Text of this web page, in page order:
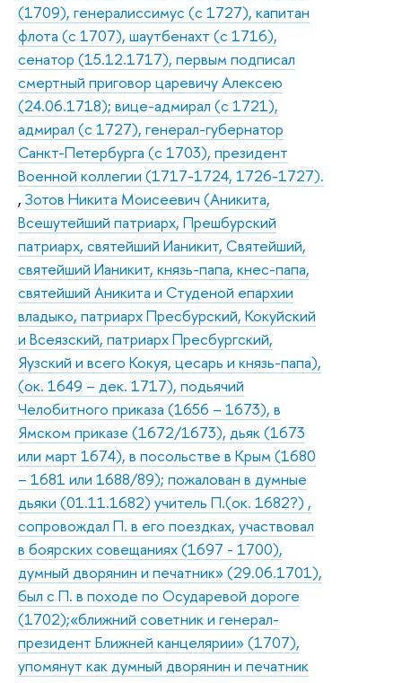
(1709), генералиссимус (с 1727), капитан
флота (с 1707), шаутбенахт (с 1716),
сенатор (15.12.1717), первым подписал
смертный приговор царевичу Алексею
(24.06.1718); вице-адмирал (с 1721),
адмирал (с 1727), генерал-губернатор
Санкт-Петербурга (с 1703), президент
Военной коллегии (1717-1724, 1726-1727).
, Зотов Никита Моисеевич (Аникита,
Всешутейший патриарх, Прешбурский
патриарх, святейший Ианикит, Святейший,
святейший Ианикит, князь-папа, кнес-папа,
святейший Аникита и Студеной епархии
владыко, патриарх Пресбурский, Кокуйский
и Всеязский, патриарх Пресбургский,
Яузский и всего Кокуя, цесарь и князь-папа),
(ок. 1649 – дек. 1717), подьячий
Челобитного приказа (1656 – 1673), в
Ямском приказе (1672/1673), дьяк (1673
или март 1674), в посольстве в Крым (1680
– 1681 или 1688/89); пожалован в думные
дьяки (01.11.1682) учитель П.(ок. 1682?) ,
сопровождал П. в его поездках, участвовал
в боярских совещаниях (1697 - 1700),
думный дворянин и печатник» (29.06.1701),
был с П. в походе по Осударевой дороге
(1702);«ближний советник и генерал-
президент Ближней канцелярии» (1707),
упомянут как думный дворянин и печатник